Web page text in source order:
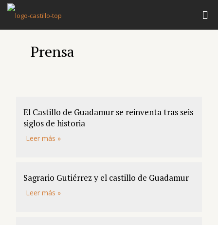
Prensa
El Castillo de Guadamur se reinventa tras seis
siglos de historia
Leer más »
Sagrario Gutiérrez y el castillo de Guadamur
Leer más »